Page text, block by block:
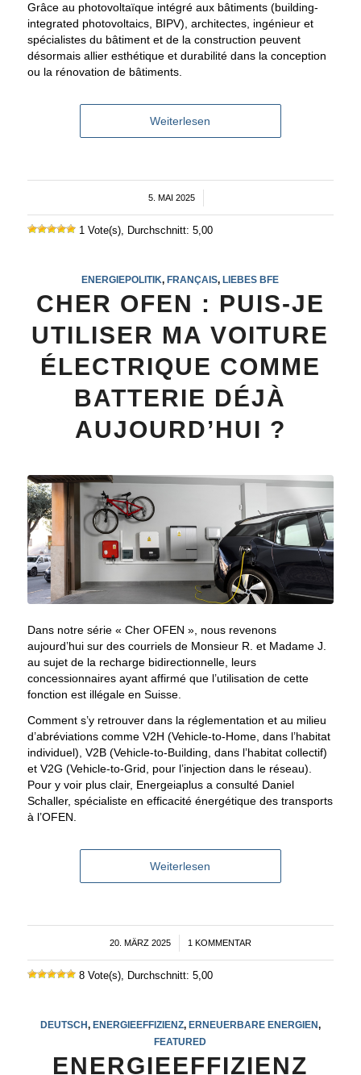
Grâce au photovoltaïque intégré aux bâtiments (building-
integrated photovoltaics, BIPV), architectes, ingénieur et
spécialistes du bâtiment et de la construction peuvent
désormais allier esthétique et durabilité dans la conception
ou la rénovation de bâtiments.
Weiterlesen
5. MAI 2025
/
1 Vote(s), Durchschnitt: 5,00
ENERGIEPOLITIK, FRANÇAIS, LIEBES BFE
CHER OFEN : PUIS-JE
UTILISER MA VOITURE
ÉLECTRIQUE COMME
BATTERIE DÉJÀ
AUJOURD’HUI ?
Dans notre série « Cher OFEN », nous revenons
aujourd’hui sur des courriels de Monsieur R. et Madame J.
au sujet de la recharge bidirectionnelle, leurs
concessionnaires ayant affirmé que l’utilisation de cette
fonction est illégale en Suisse.
Comment s’y retrouver dans la réglementation et au milieu
d’abréviations comme V2H (Vehicle-to-Home, dans l’habitat
individuel), V2B (Vehicle-to-Building, dans l’habitat collectif)
et V2G (Vehicle-to-Grid, pour l’injection dans le réseau).
Pour y voir plus clair, Energeiaplus a consulté Daniel
Schaller, spécialiste en efficacité énergétique des transports
à l’OFEN.
Weiterlesen
20. MÄRZ 2025
/ 1 KOMMENTAR
8 Vote(s), Durchschnitt: 5,00
DEUTSCH, ENERGIEEFFIZIENZ, ERNEUERBARE ENERGIEN,
FEATURED
ENERGIEEFFIZIENZ